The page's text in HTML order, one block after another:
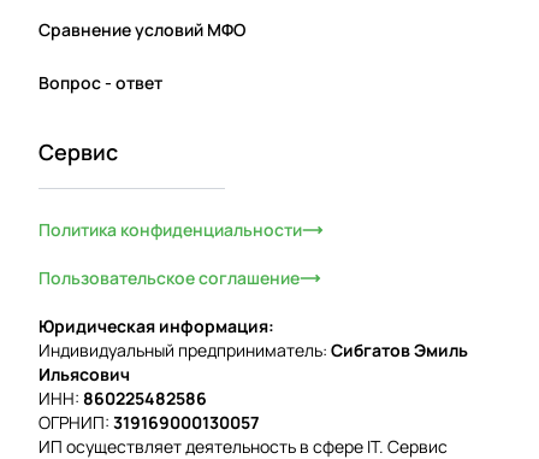
Сравнение условий МФО
Вопрос - ответ
Сервис
Политика конфиденциальности
Пользовательское соглашение
Юридическая информация:
Индивидуальный предприниматель: Сибгатов Эмиль
Ильясович
ИНН: 860225482586
ОГРНИП: 319169000130057
ИП осуществляет деятельность в сфере IT. Сервис